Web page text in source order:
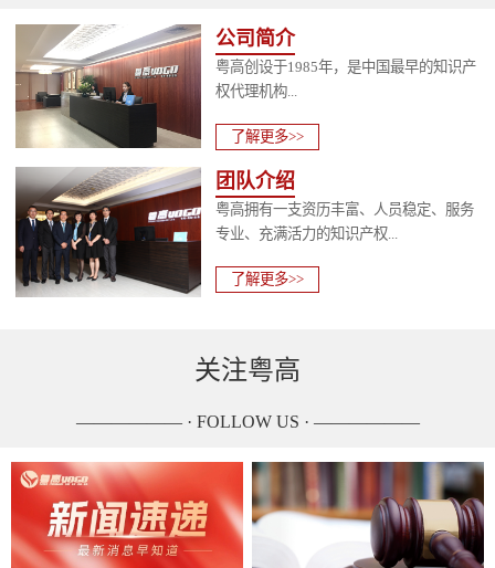
公司简介
粤高创设于1985年，是中国最早的知识产
权代理机构...
了解更多>>
团队介绍
粤高拥有一支资历丰富、人员稳定、服务
专业、充满活力的知识产权...
了解更多>>
关注粤高
—————— · FOLLOW US · ——————